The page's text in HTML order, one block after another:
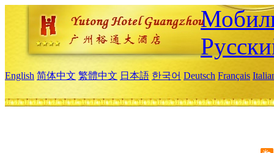
English 简体中文 繁體中文 日本語 한국어 Deutsch Français